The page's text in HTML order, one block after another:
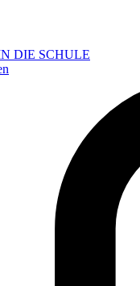
DIE SCHULE